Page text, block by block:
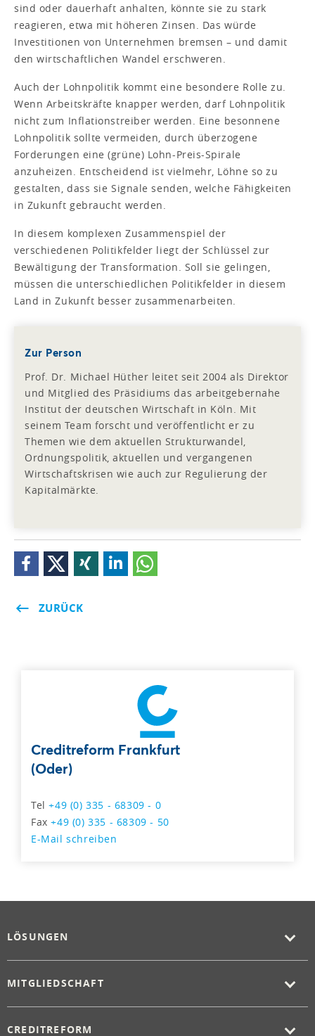
sind oder dauerhaft anhalten, könnte sie zu stark
reagieren, etwa mit höheren Zinsen. Das würde
Investitionen von Unternehmen bremsen – und damit
den wirtschaftlichen Wandel erschweren.
Auch der Lohnpolitik kommt eine besondere Rolle zu.
Wenn Arbeitskräfte knapper werden, darf Lohnpolitik
nicht zum Inflationstreiber werden. Eine besonnene
Lohnpolitik sollte vermeiden, durch überzogene
Forderungen eine (grüne) Lohn-Preis-Spirale
anzuheizen. Entscheidend ist vielmehr, Löhne so zu
gestalten, dass sie Signale senden, welche Fähigkeiten
in Zukunft gebraucht werden.
In diesem komplexen Zusammenspiel der
verschiedenen Politikfelder liegt der Schlüssel zur
Bewältigung der Transformation. Soll sie gelingen,
müssen die unterschiedlichen Politikfelder in diesem
Land in Zukunft besser zusammenarbeiten.
Zur Person
Prof. Dr. Michael Hüther leitet seit 2004 als Direktor
und Mitglied des Präsidiums das arbeitgebernahe
Institut der deutschen Wirtschaft in Köln. Mit
seinem Team forscht und veröffentlicht er zu
Themen wie dem aktuellen Strukturwandel,
Ordnungspolitik, aktuellen und vergangenen
Wirtschaftskrisen wie auch zur Regulierung der
Kapitalmärkte.
ZURÜCK
Creditreform Frankfurt
(Oder)
Tel+49 (0) 335 - 68309 - 0
Fax+49 (0) 335 - 68309 - 50
E-Mail schreiben
LÖSUNGEN
MITGLIEDSCHAFT
CREDITREFORM